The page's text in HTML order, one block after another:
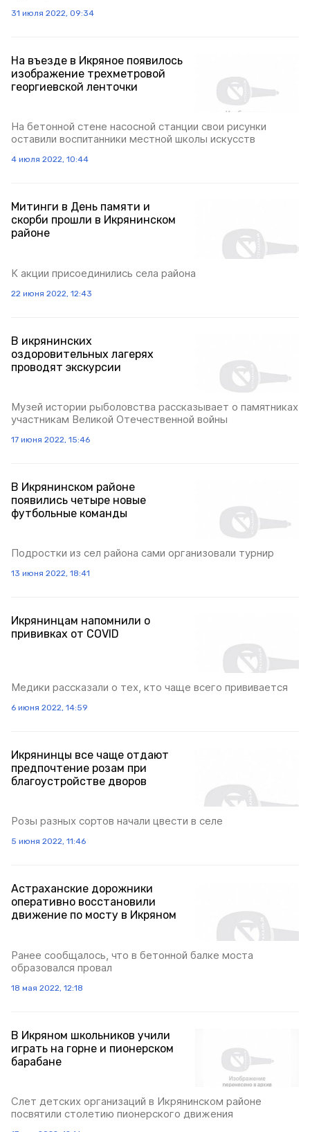
31 июля 2022, 09:34
На въезде в Икряное появилось
изображение трехметровой
георгиевской ленточки
На бетонной стене насосной станции свои рисунки
оставили воспитанники местной школы искусств
4 июля 2022, 10:44
Митинги в День памяти и
скорби прошли в Икрянинском
районе
К акции присоединились села района
22 июня 2022, 12:43
В икрянинских
оздоровительных лагерях
проводят экскурсии
Музей истории рыболовства рассказывает о памятниках
участникам Великой Отечественной войны
17 июня 2022, 15:46
В Икрянинском районе
появились четыре новые
футбольные команды
Подростки из сел района сами организовали турнир
13 июня 2022, 18:41
Икрянинцам напомнили о
прививках от СОVID
Медики рассказали о тех, кто чаще всего прививается
6 июня 2022, 14:59
Икрянинцы все чаще отдают
предпочтение розам при
благоустройстве дворов
Розы разных сортов начали цвести в селе
5 июня 2022, 11:46
Астраханские дорожники
оперативно восстановили
движение по мосту в Икряном
Ранее сообщалось, что в бетонной балке моста
образовался провал
18 мая 2022, 12:18
В Икряном школьников учили
играть на горне и пионерском
барабане
Слет детских организаций в Икрянинском районе
посвятили столетию пионерского движения